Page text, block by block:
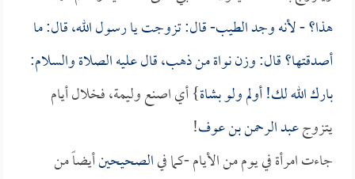
هذا؟ - لأنه وجد الطيب- قال: تزوجت يا رسول الله، قال: ما
أصدقتها؟ قال: وزن نواة من ذهب، قال عليه الصلاة والسلام:
بارك الله لك! أولم ولو بشاة} أي اصنع وليمة، فخلال أيام
يتزوجعبد الرحمن بن عوف!
جاءت امرأة في يوم من الأيام -كما فيالصحيحينأيضاً من